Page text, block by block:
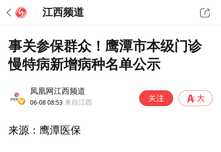
江西频道
事关参保群众！鹰潭市本级门诊
慢特病新增病种名单公示
凤凰网江西频道
06-08 08:53 来自江西
来源：鹰潭医保